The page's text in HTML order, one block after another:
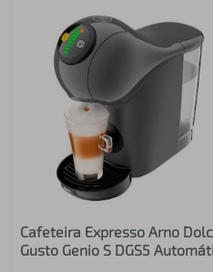
Cafeteira Expresso Arno
Gusto Genio S DGS5